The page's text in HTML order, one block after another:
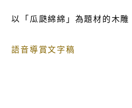
以「瓜瓞綿綿」為題材的木雕
語音導賞文字稿